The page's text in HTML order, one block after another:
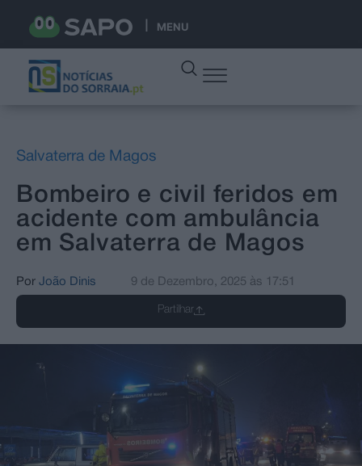
MENU
Salvaterra de Magos
Bombeiro e civil feridos em
acidente com ambulância
em Salvaterra de Magos
Por João Dinis 9 de Dezembro, 2025 às 17:51
Partilhar